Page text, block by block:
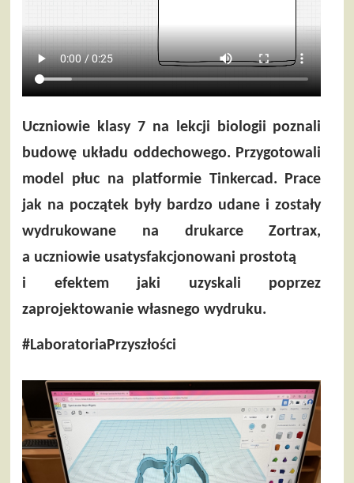
Uczniowie klasy 7 na lekcji biologii poznali
budowę układu oddechowego. Przygotowali
model płuc na platformie Tinkercad. Prace
jak na początek były bardzo udane i zostały
wydrukowane na drukarce Zortrax,
a uczniowie usatysfakcjonowani prostotą
i efektem jaki uzyskali poprzez
zaprojektowanie własnego wydruku.
#LaboratoriaPrzyszłości